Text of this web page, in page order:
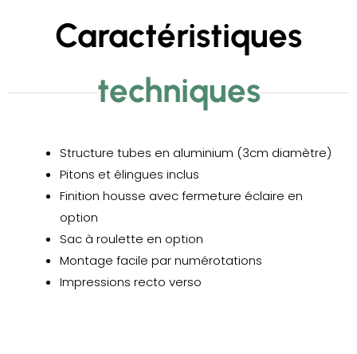
Caractéristiques
techniques
Structure tubes en aluminium (3cm diamètre)
Pitons et élingues inclus
Finition housse avec fermeture éclaire en
option
Sac à roulette en option
Montage facile par numérotations
Impressions recto verso